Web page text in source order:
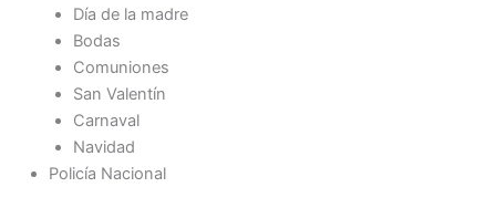
Día de la madre
Bodas
Comuniones
San Valentín
Carnaval
Navidad
Policía Nacional